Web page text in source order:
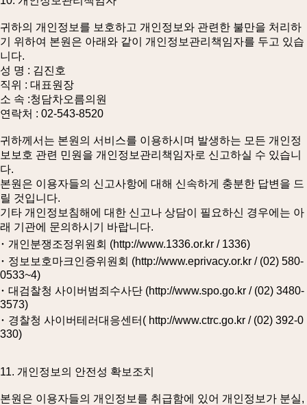
귀하의 개인정보를 보호하고 개인정보와 관련한 불만을 처리하
기 위하여 본원은 아래와 같이 개인정보관리책임자를 두고 있습
니다.
성 명 : 김진호
직위 : 대표원장
소 속 :청담차오름의원
연락처 : 02-543-8520
귀하께서는 본원의 서비스를 이용하시며 발생하는 모든 개인정
보보호 관련 민원을 개인정보관리책임자로 신고하실 수 있습니
다.
본원은 이용자들의 신고사항에 대해 신속하게 충분한 답변을 드
릴 것입니다.
기타 개인정보침해에 대한 신고나 상담이 필요하신 경우에는 아
래 기관에 문의하시기 바랍니다.
･ 개인분쟁조정위원회 (http://www.1336.or.kr / 1336)
･ 정보보호마크인증위원회 (http://www.eprivacy.or.kr / (02) 580-
0533~4)
･ 대검찰청 사이버범죄수사단 (http://www.spo.go.kr / (02) 3480-
3573)
･ 경찰청 사이버테러대응센터( http://www.ctrc.go.kr / (02) 392-0
330)
11. 개인정보의 안전성 확보조치
본원은 이용자들의 개인정보를 취급함에 있어 개인정보가 분실,